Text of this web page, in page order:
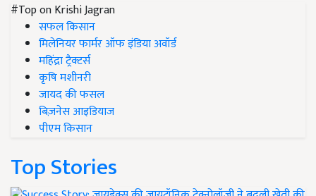
#Top on Krishi Jagran
सफल किसान
मिलेनियर फार्मर ऑफ इंडिया अवॉर्ड
महिंद्रा ट्रैक्टर्स
कृषि मशीनरी
जायद की फसल
बिज़नेस आइडियाज
पीएम किसान
Top Stories